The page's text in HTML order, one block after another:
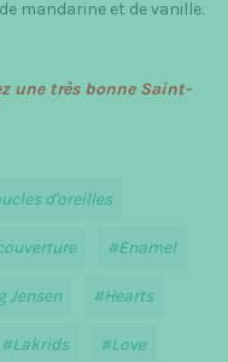
mandarine et de vanille.
une très bonne Saint-
d'oreilles
Enamel
Jensen Hearts
Lakrids Love